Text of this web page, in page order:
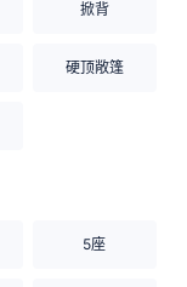
掀背
硬顶敞篷
5座